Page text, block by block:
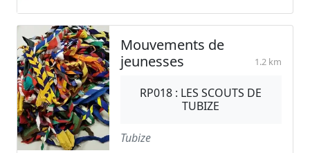
Mouvements de
jeunesses
1.2 km
RP018 : LES SCOUTS DE
TUBIZE
Tubize